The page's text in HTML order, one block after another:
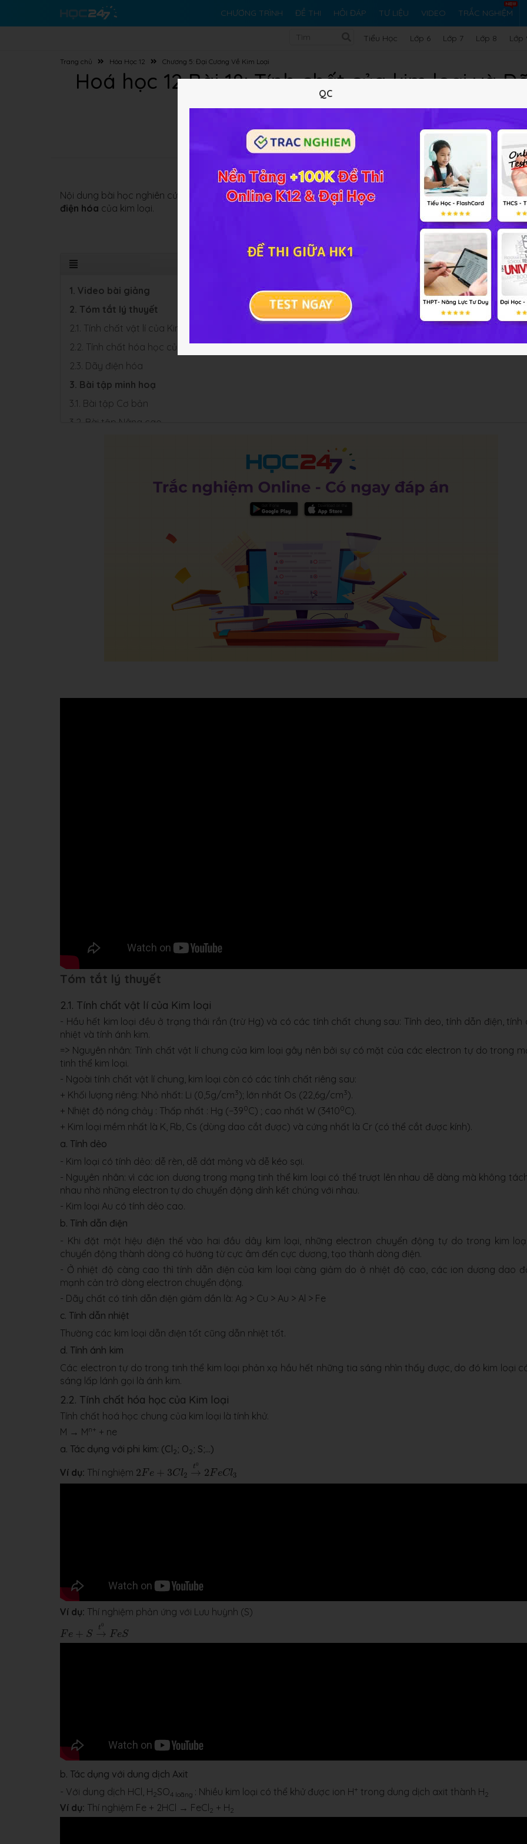
CHƯƠNG TRÌNH ĐỀ THI HỎI ĐÁP TƯ LIỆU VIDEO TRẮC NGHIỆM
Tiểu Học Lớp 6 Lớp 7 Lớp 8 Lớp
Trang chủ Hóa Học 12 Chương 5: Đại Cương Về Kim Loại
Hoá học 12 Bài 18: Tính chất của kim loại và
loại
Lý thuyết 20Trắc nghiệm 40BT SGK 706
Nội dung bài học nghiên cứu về tính chất vật líchung củaKim loại; biếttính chất hóa họcđặc trưng và
điện hóa của kim loại.
1. Video bài giảng
2. Tóm tắt lý thuyết
2.1. Tính chất vật lí của Kim loại
2.2. Tính chất hóa học của Kim loại
2.3. Dãy điện hóa
3. Bài tập minh hoạ
3.1. Bài tập Cơ bản
3.2. Bài tập Nâng cao
4.2. Bài tập SGK & Nâng cao
5. Hỏi đáp về Bài 18 Chương 5 Hoá học 12
Tóm tắt lý thuyết
2.1. Tính chất vật lí của Kim loại
- Hầu hết kim loại đều ở trạng thái rắn (trừ Hg) và có các tính chất chung sau: Tính deo, tính dẫn điện, tính
nhiệt và tính ánh kim.
=> Nguyên nhân: Tính chất vật lí chung của kim loại gây nên bởi sự có mặt của các electron tự do trong
tinh thể kim loại.
- Ngoài tính chất vật lí chung, kim loại còn có các tính chất riêng sau:
+ Khối lượng riêng: Nhỏ nhất: Li (0,5g/cm3); lớn nhất Os (22,6g/cm3).
+ Nhiệt độ nóng chảy : Thấp nhất : Hg (−390C) ; cao nhất W (34100C).
+ Kim loại mềm nhất là K, Rb, Cs (dùng dao cắt được) và cứng nhất là Cr (có thể cắt được kính).
a. Tính dẻo
- Kim loại có tính dẻo: dễ rèn, dễ dát mỏng và dễ kéo sợi.
- Nguyên nhân: vì các ion dương trong mạng tinh thể kim loại có thể trượt lên nhau dễ dàng mà không
nhau nhờ những electron tự do chuyển động dính kết chúng với nhau.
- Kim loại Au có tính dẻo cao.
b. Tính dẫn điện
- Khi đặt một hiệu điện thế vào hai đầu dây kim loại, những electron chuyển động tự do trong kim
chuyển động thành dòng có hướng từ cực âm đến cực dương, tạo thành dòng điện.
- Ở nhiệt độ càng cao thì tính dẫn điện của kim loại càng giảm do ở nhiệt độ cao, các ion dương dao
mạnh cản trở dòng electron chuyển động.
- Dãy chất có tính dẫn điện giảm dần là: Ag > Cu > Au > Al > Fe
c. Tính dẫn nhiệt
Thường các kim loại dẫn điện tốt cũng dẫn nhiệt tốt.
d. Tính ánh kim
Các electron tự do trong tinh thể kim loại phản xạ hầu hết những tia sáng nhìn thấy được, do đó kim loại
sáng lấp lánh gọi là ánh kim.
2.2. Tính chất hóa học của Kim loại
Tính chất hoá học chung của kim loại là tính khử.
M → Mn+ + ne
a. Tác dụng với phi kim: (Cl 2; O2; S;...)
Ví dụ: Thí nghiệm 2F e + 3Cl2
t0
→ 2F eCl3
0
Ví dụ: Thí nghiệm phản ứng với Lưu huỳnh (S)
F e + S
t0
→ F eS
0 Fe
b. Tác dụng với dung dịch Axit
- Với dung dịch HCl, H2SO4 loãng : Nhiều kim loại có thể khử được ion H+ trong dung dịch axit thành H2
Ví dụ: Thí nghiệm Fe + 2HCl → FeCl2 + H2
QC